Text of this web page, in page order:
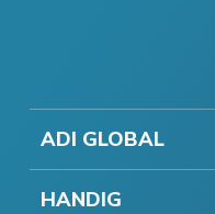
ADI GLOBAL
HANDIG